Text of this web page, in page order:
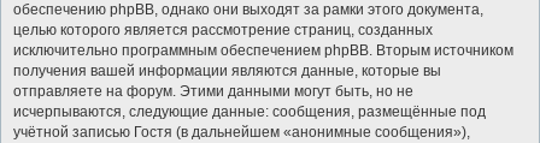
обеспечению phpBB, однако они выходят за рамки этого документа,
целью которого является рассмотрение страниц, созданных
исключительно программным обеспечением phpBB. Вторым источником
получения вашей информации являются данные, которые вы
отправляете на форум. Этими данными могут быть, но не
исчерпываются, следующие данные: сообщения, размещённые под
учётной записью Гостя (в дальнейшем «анонимные сообщения»),